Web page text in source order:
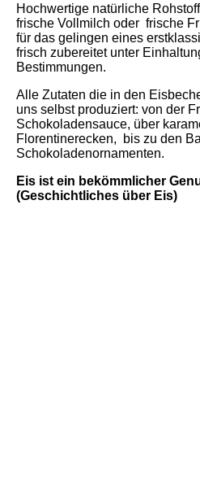
Hochwertige natürliche
frische Vollmilch oder frische
für das gelingen eines
frisch zubereitet unter
Bestimmungen.
Alle Zutaten die in den
uns selbst produziert: von der
Schokoladensauce, über
Florentinerecken, bis zu den
Schokoladenornamenten.
Eis ist ein bekömmlicher
(Geschichtliches über Eis)